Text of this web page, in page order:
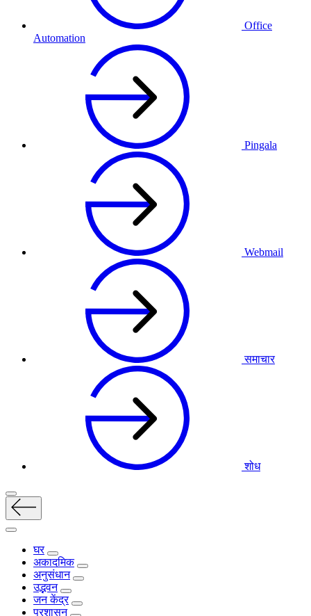
Office
Automation
Pingala
Webmail
समाचार
शोध
घर
अकादमिक
अनुसंधान
उद्भवन
जन केंद्र
प्रशासन